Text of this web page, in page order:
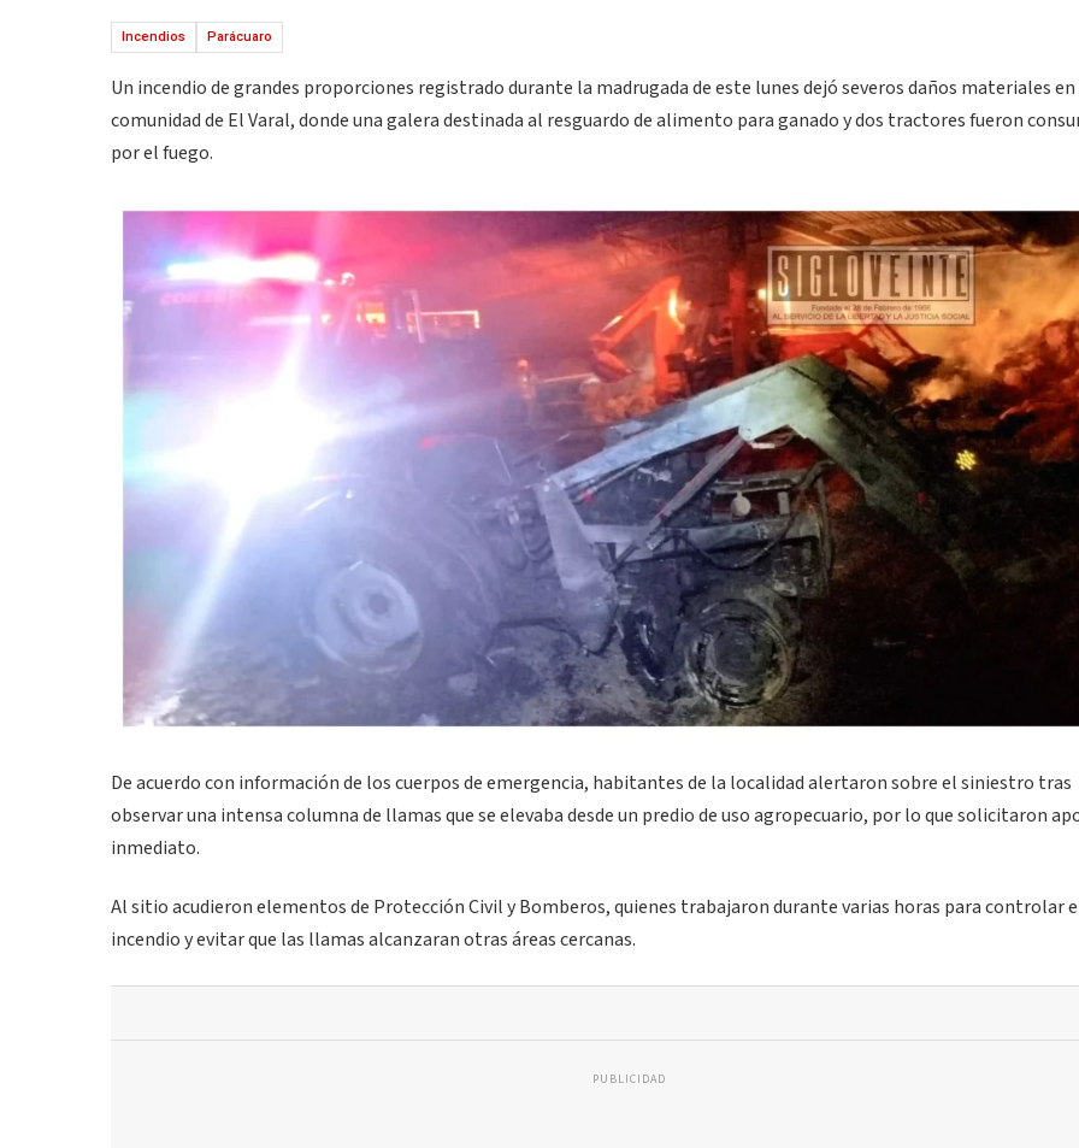
Incendios Parácuaro
Un incendio de grandes proporciones registrado durante la madrugada de este lunes dejó severos daños materiales en
comunidad de El Varal, donde una galera destinada al resguardo de alimento para ganado y dos tractores fueron
por el fuego.
De acuerdo con información de los cuerpos de emergencia, habitantes de la localidad alertaron sobre el siniestro tras
observar una intensa columna de llamas que se elevaba desde un predio de uso agropecuario, por lo que solicitaron
inmediato.
Al sitio acudieron elementos de Protección Civil y Bomberos, quienes trabajaron durante varias horas para controlar
incendio y evitar que las llamas alcanzaran otras áreas cercanas.
PUBLICIDAD